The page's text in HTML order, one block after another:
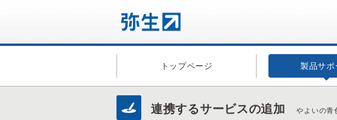
トップページ 製品サポ
連携するサービスの追加 やよいの青